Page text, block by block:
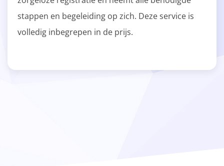
stappen en begeleiding op zich. Deze service is
volledig inbegrepen in de prijs.